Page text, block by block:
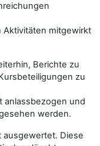
Aktivitäten mitgewirkt
Berichte zu
zu
anlassbezogen und
werden.
ausgewertet. Diese